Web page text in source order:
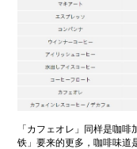
「カフェオレ」同样是咖
铁」要来的更多，咖啡味道